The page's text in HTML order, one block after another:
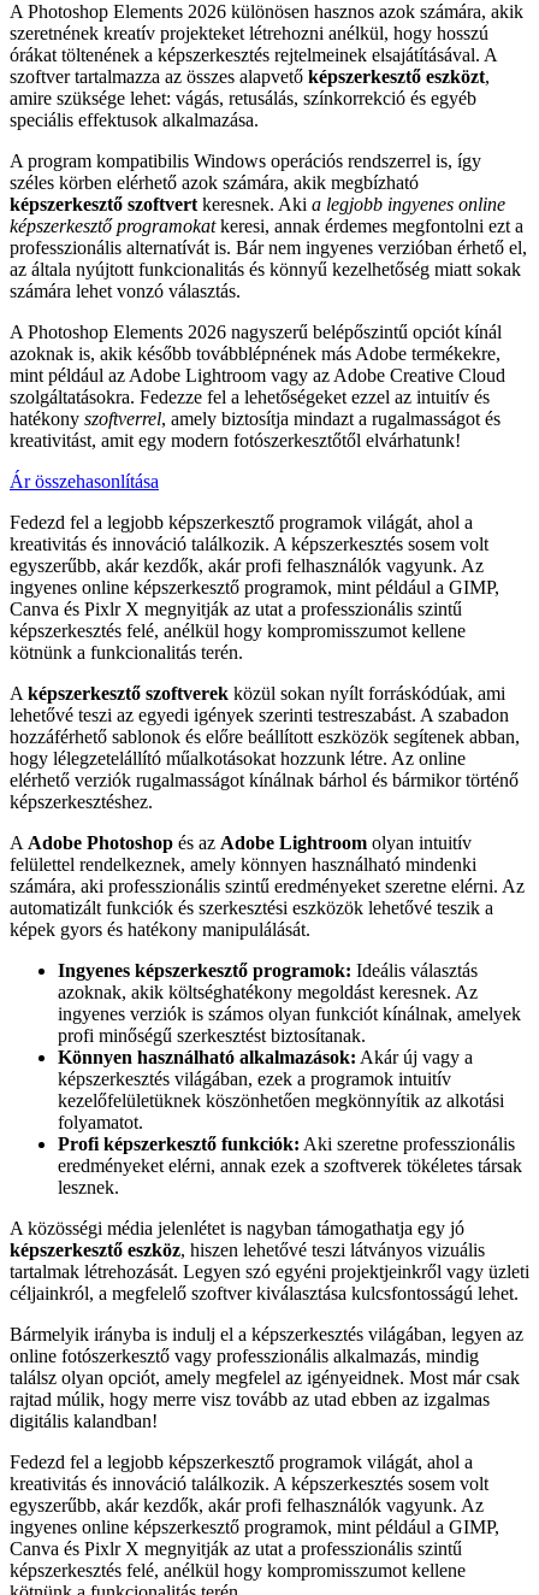
A Photoshop Elements 2026 különösen hasznos azok számára, akik
szeretnének kreatív projekteket létrehozni anélkül, hogy hosszú
órákat töltenének a képszerkesztés rejtelmeinek elsajátításával. A
szoftver tartalmazza az összes alapvető képszerkesztő eszközt,
amire szüksége lehet: vágás, retusálás, színkorrekció és egyéb
speciális effektusok alkalmazása.
A program kompatibilis Windows operációs rendszerrel is, így
széles körben elérhető azok számára, akik megbízható
képszerkesztő szoftvert keresnek. Aki a legjobb ingyenes online
képszerkesztő programokatkeresi, annak érdemes megfontolni ezt a
professzionális alternatívát is. Bár nem ingyenes verzióban érhető el,
az általa nyújtott funkcionalitás és könnyű kezelhetőség miatt sokak
számára lehet vonzó választás.
A Photoshop Elements 2026 nagyszerű belépőszintű opciót kínál
azoknak is, akik később továbblépnének más Adobe termékekre,
mint például az Adobe Lightroom vagy az Adobe Creative Cloud
szolgáltatásokra. Fedezze fel a lehetőségeket ezzel az intuitív és
hatékony szoftverrel, amely biztosítja mindazt a rugalmasságot és
kreativitást, amit egy modern fotószerkesztőtől elvárhatunk!
Ár összehasonlítása
Fedezd fel a legjobb képszerkesztő programok világát, ahol a
kreativitás és innováció találkozik. A képszerkesztés sosem volt
egyszerűbb, akár kezdők, akár profi felhasználók vagyunk. Az
ingyenes online képszerkesztő programok, mint például a GIMP,
Canva és Pixlr X megnyitják az utat a professzionális szintű
képszerkesztés felé, anélkül hogy kompromisszumot kellene
kötnünk a funkcionalitás terén.
A képszerkesztő szoftverek közül sokan nyílt forráskódúak, ami
lehetővé teszi az egyedi igények szerinti testreszabást. A szabadon
hozzáférhető sablonok és előre beállított eszközök segítenek abban,
hogy lélegzetelállító műalkotásokat hozzunk létre. Az online
elérhető verziók rugalmasságot kínálnak bárhol és bármikor történő
képszerkesztéshez.
A Adobe Photoshop és az Adobe Lightroom olyan intuitív
felülettel rendelkeznek, amely könnyen használható mindenki
számára, aki professzionális szintű eredményeket szeretne elérni. Az
automatizált funkciók és szerkesztési eszközök lehetővé teszik a
képek gyors és hatékony manipulálását.
Ingyenes képszerkesztő programok: Ideális választás
azoknak, akik költséghatékony megoldást keresnek. Az
ingyenes verziók is számos olyan funkciót kínálnak, amelyek
profi minőségű szerkesztést biztosítanak.
Könnyen használható alkalmazások: Akár új vagy a
képszerkesztés világában, ezek a programok intuitív
kezelőfelületüknek köszönhetően megkönnyítik az alkotási
folyamatot.
Profi képszerkesztő funkciók: Aki szeretne professzionális
eredményeket elérni, annak ezek a szoftverek tökéletes társak
lesznek.
A közösségi média jelenlétet is nagyban támogathatja egy jó
képszerkesztő eszköz, hiszen lehetővé teszi látványos vizuális
tartalmak létrehozását. Legyen szó egyéni projektjeinkről vagy üzleti
céljainkról, a megfelelő szoftver kiválasztása kulcsfontosságú lehet.
Bármelyik irányba is indulj el a képszerkesztés világában, legyen az
online fotószerkesztő vagy professzionális alkalmazás, mindig
találsz olyan opciót, amely megfelel az igényeidnek. Most már csak
rajtad múlik, hogy merre visz tovább az utad ebben az izgalmas
digitális kalandban!
Fedezd fel a legjobb képszerkesztő programok világát, ahol a
kreativitás és innováció találkozik. A képszerkesztés sosem volt
egyszerűbb, akár kezdők, akár profi felhasználók vagyunk. Az
ingyenes online képszerkesztő programok, mint például a GIMP,
Canva és Pixlr X megnyitják az utat a professzionális szintű
képszerkesztés felé, anélkül hogy kompromisszumot kellene